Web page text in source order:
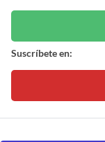
Suscríbete en: